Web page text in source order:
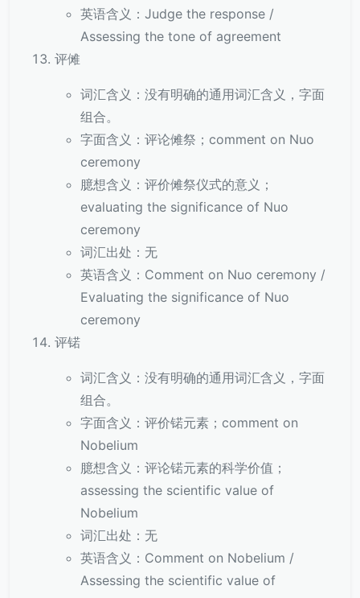
英语含义：Judge the response /
Assessing the tone of agreement
评傩
词汇含义：没有明确的通用词汇含义，字面
组合。
字面含义：评论傩祭；comment on Nuo
ceremony
臆想含义：评价傩祭仪式的意义；
evaluating the significance of Nuo
ceremony
词汇出处：无
英语含义：Comment on Nuo ceremony /
Evaluating the significance of Nuo
ceremony
评锘
词汇含义：没有明确的通用词汇含义，字面
组合。
字面含义：评价锘元素；comment on
Nobelium
臆想含义：评论锘元素的科学价值；
assessing the scientific value of
Nobelium
词汇出处：无
英语含义：Comment on Nobelium /
Assessing the scientific value of